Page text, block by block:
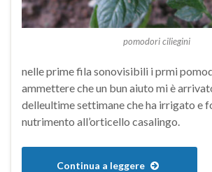
pomodori ciliegini
nelle prime fila sonovisibili i prmi
ammettere che un bun aiuto mi è
delleultime settimane che ha irrigato e
nutrimento all’orticello casalingo.
Continua a leggere